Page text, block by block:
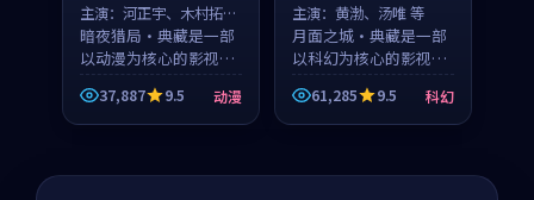
主演： 河正宇、木村拓哉
等
暗夜猎局·典藏是一部
以动漫为核心的影视作
品，围绕危机、反转与
人物成长展开，整体节
奏紧凑，值得推荐观
37,887 9.5 动漫
主演： 黄渤、汤唯 等
月面之城·典藏是一部
以科幻为核心的影视作
品，围绕危机、反转与
人物成长展开，整体节
奏紧凑，值得推荐观
61,285 9.5 科幻